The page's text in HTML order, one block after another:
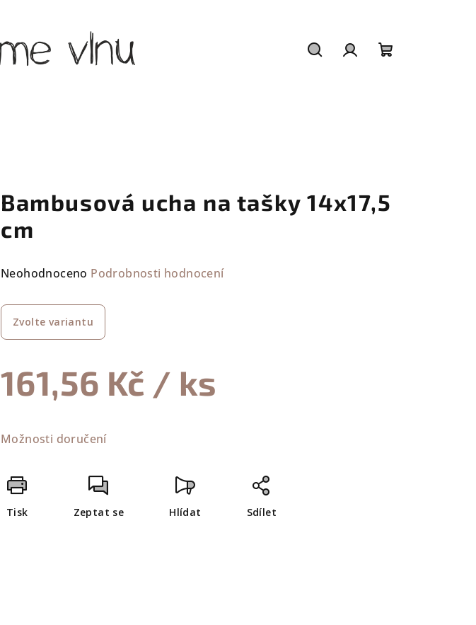
Bambusová ucha na tašky 14x17,5
cm
Průměrné
produktu
0,0
5
hvězdiček.
Neohodnoceno Podrobnosti hodnocení
Zvolte variantu
161,56 Kč / ks
cena:
Možnosti doručení
Tisk Zeptat se Hlídat Sdílet